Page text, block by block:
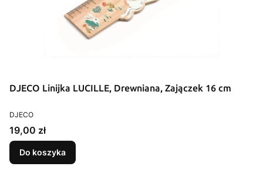
DJECO Linijka LUCILLE, Drewniana, Zajączek 16 cm
PRODUCENT
DJECO
Cena
19,00 zł
Do koszyka